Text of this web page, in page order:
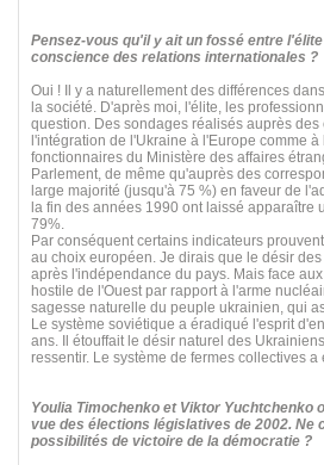
Pensez-vous qu'il y ait un fossé entre
conscience des relations internationales ?
Oui ! Il y a naturellement des différences
la société. D'après moi, l'élite, les
question. Des sondages réalisés auprès
l'intégration de l'Ukraine à l'Europe comme
fonctionnaires du Ministère des affaires
Parlement, de même qu'auprès des
large majorité (jusqu'à 75 %) en faveur de
la fin des années 1990 ont laissé
79%.
Par conséquent certains indicateurs
au choix européen. Je dirais que le désir
après l'indépendance du pays. Mais face
hostile de l'Ouest par rapport à l'arme
sagesse naturelle du peuple ukrainien, qui
Le système soviétique a éradiqué l'esprit
ans. Il étouffait le désir naturel des
ressentir. Le système de fermes collectives
Youlia Timochenko et Viktor
vue des élections législatives de 2002.
possibilités de victoire de la démocratie ?